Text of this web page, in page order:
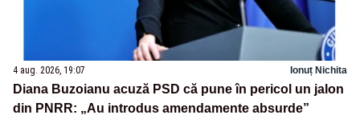
4 aug. 2026, 19:07 Ionuț Nichita
Diana Buzoianu acuză PSD că pune în pericol un jalon
din PNRR: „Au introdus amendamente absurde”